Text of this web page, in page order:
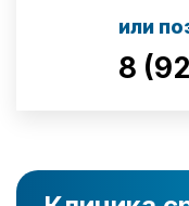
или
8